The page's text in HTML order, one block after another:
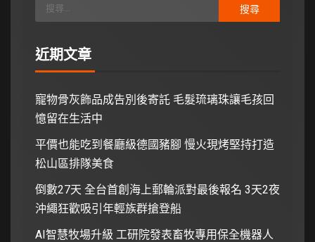
近期文章
寵物骨灰飾品成告別後寄託 毛髮琉璃珠讓毛孩回
憶留在生活中
平價也能吃到餐廳級德國豬腳 慢火現烤堅持打造
松山區排隊美食
倒數27天 全台首創海上郵輪派對最後報名 3天2夜
沖繩狂歡吸引年輕族群搶登船
AI智慧牧場升級 工研院發表畜牧專用保全機器人